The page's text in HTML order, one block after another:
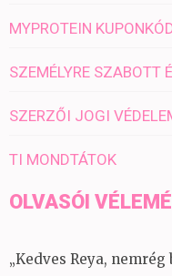
MYPROTEIN
SZEMÉLYRE SZABOTT
SZERZŐI JOGI
TI MONDTÁTOK
OLVASÓI
„Kedves Reya,